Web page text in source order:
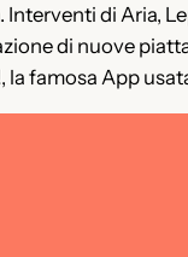
Interventi di Aria,
di nuove
la famosa App